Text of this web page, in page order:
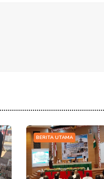
BERITA UTAMA